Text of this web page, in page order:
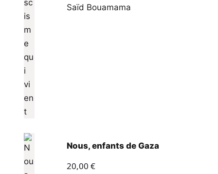
Saïd Bouamama
Nous, enfants de Gaza
20,00 €